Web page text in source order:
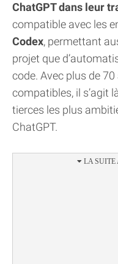
ChatGPT dans leur
compatible avec les
Codex, permettant
projet que
code. Avec plus de
compatibles, il s’agit
tierces les plus
ChatGPT.